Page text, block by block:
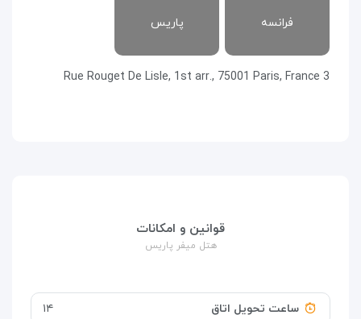
فرانسه پاریس
3 Rue Rouget De Lisle, 1st arr., 75001 Paris, France
قوانین و امکانات
هتل میفر پاریس
ساعت تحویل اتاق ۱۴